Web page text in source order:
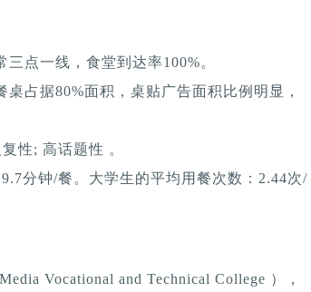
点一线，食堂到达率100%。
占据80%面积，桌贴广告面积比例明显，
性; 高话题性 。
分钟/餐。大学生的平均用餐次数：2.44次/
Vocational and Technical College ），